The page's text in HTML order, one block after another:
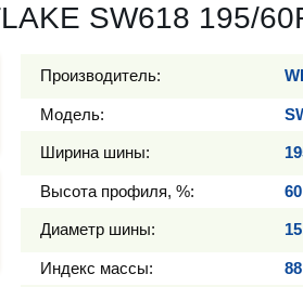
SW618 195/
Производитель:
Модель:
Ширина шины:
Высота профиля, %: 60
Диаметр шины:
Индекс массы: 88